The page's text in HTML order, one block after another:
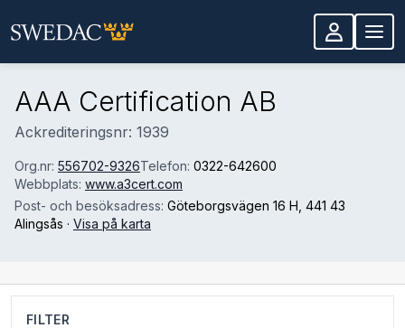
AAA Certification AB
Ackrediteringsnr: 1939
Org.nr: 556702-9326Telefon: 0322-642600
Webbplats: www.a3cert.com
Post- och besöksadress: Göteborgsvägen 16 H , 441 43
Alingsås · Visa på karta
FILTER